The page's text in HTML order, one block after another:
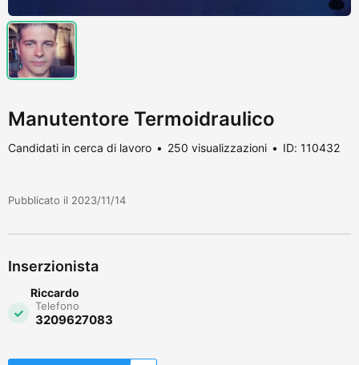
Manutentore Termoidraulico
Candidati in cerca di lavoro 250 visualizzazioni ID: 110432
Pubblicato il 2023/11/14
Inserzionista
Riccardo
Telefono
3209627083